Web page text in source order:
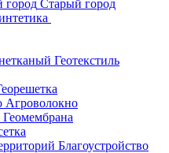
Старый город
Геотекстиль
Агроволокно
Геомембрана
Благоустройство